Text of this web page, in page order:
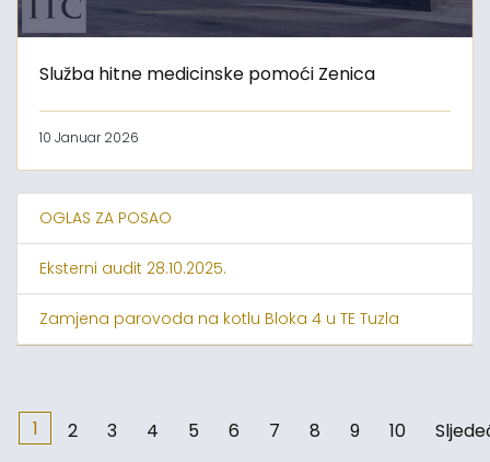
Služba hitne medicinske pomoći Zenica
10 Januar 2026
OGLAS ZA POSAO
Eksterni audit 28.10.2025.
Zamjena parovoda na kotlu Bloka 4 u TE Tuzla
1 2 3 4 5 6 7 8 9 10